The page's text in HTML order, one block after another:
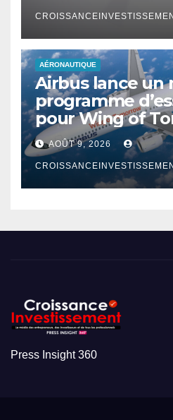
AÉRONAUTIQUE
Airbus lance un
programme
pour Wing of
AOÛT 9, 2026
Press Insight 360